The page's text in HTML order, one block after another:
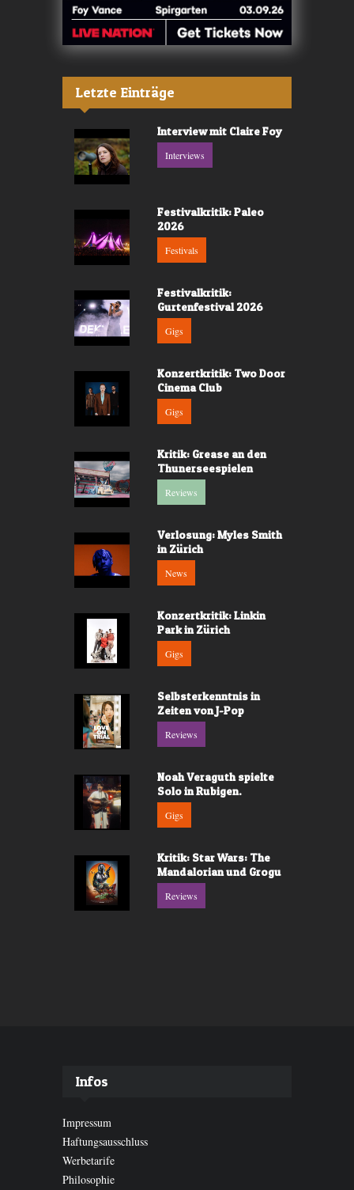
Letzte Einträge
Interview mit Claire Foy
Interviews
Festivalkritik: Paleo
2026
Festivals
Festivalkritik:
Gurtenfestival 2026
Gigs
Konzertkritik: Two Door
Cinema Club
Gigs
Kritik: Grease an den
Thunerseespielen
Reviews
Verlosung: Myles Smith
in Zürich
News
Konzertkritik: Linkin
Park in Zürich
Gigs
Selbsterkenntnis in
Zeiten von J-Pop
Reviews
Noah Veraguth spielte
Solo in Rubigen.
Gigs
Kritik: Star Wars: The
Mandalorian und Grogu
Reviews
Infos
Impressum
Haftungsausschluss
Werbetarife
Philosophie